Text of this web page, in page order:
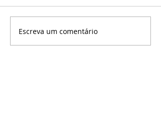
Escreva um comentário